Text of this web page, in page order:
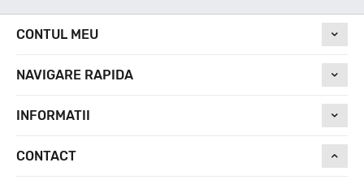
CONTUL MEU
NAVIGARE RAPIDA
INFORMATII
CONTACT